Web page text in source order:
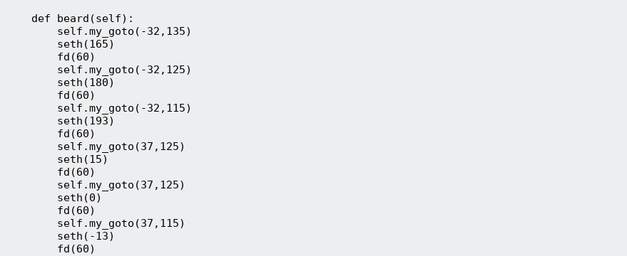
    def beard(self):
        self.my_goto(-32,135)
        seth(165)
        fd(60)
        self.my_goto(-32,125)
        seth(180)
        fd(60)
        self.my_goto(-32,115)
        seth(193)
        fd(60)
        self.my_goto(37,125)
        seth(15)
        fd(60)
        self.my_goto(37,125)
        seth(0)
        fd(60)
        self.my_goto(37,115)
        seth(-13)
        fd(60)